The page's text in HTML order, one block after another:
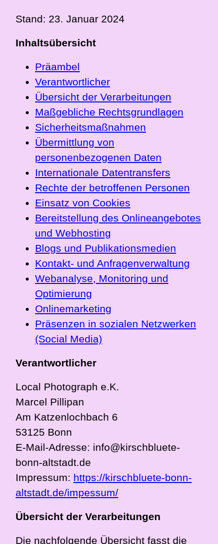
Stand: 23. Januar 2024
Inhaltsübersicht
Präambel
Verantwortlicher
Übersicht der Verarbeitungen
Maßgebliche Rechtsgrundlagen
Sicherheitsmaßnahmen
Übermittlung von
personenbezogenen Daten
Internationale Datentransfers
Rechte der betroffenen Personen
Einsatz von Cookies
Bereitstellung des Onlineangebotes
und Webhosting
Blogs und Publikationsmedien
Kontakt- und Anfragenverwaltung
Webanalyse, Monitoring und
Optimierung
Onlinemarketing
Präsenzen in sozialen Netzwerken
(Social Media)
Verantwortlicher
Local Photograph e.K.
Marcel Pillipan
Am Katzenlochbach 6
53125 Bonn
E-Mail-Adresse: info@kirschbluete-
bonn-altstadt.de
Impressum: https://kirschbluete-bonn-
altstadt.de/impessum/
Übersicht der Verarbeitungen
Die nachfolgende Übersicht fasst die